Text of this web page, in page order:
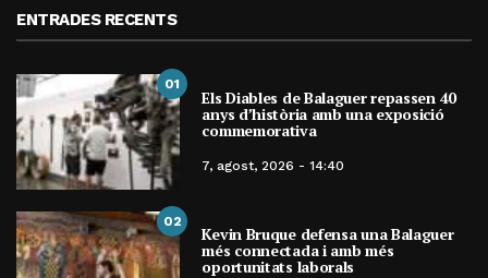
ENTRADES RECENTS
01
Els Diables de Balaguer repassen 40
anys d’història amb una exposició
commemorativa
7, agost, 2026 - 14:40
02
Kevin Bruque defensa una Balaguer
més connectada i amb més
oportunitats laborals